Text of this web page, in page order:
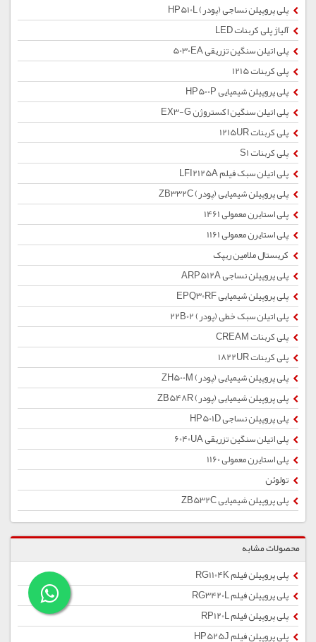
پلی پروپیلن نساجی (پودر) HP510L
آلیاژ پلی کربنات LED
پلی اتیلن سنگین تزریقی 5030EA
پلی کربنات 1215
پلی پروپیلن شیمیایی HP500P
پلی اتیلن سنگین اکستروژن EX3-G
پلی کربنات 1215UR
پلی کربنات S1
پلی اتیلن سبک فیلم LFI2125A
پلی پروپیلن شیمیایی (پودر) ZB332C
پلی استایرن معمولی 1461
پلی استایرن معمولی 1161
کریستال ملامین ریپک
پلی پروپیلن نساجی ARP512A
پلی پروپیلن شیمیایی EPQ30RF
پلی اتیلن سبک خطی (پودر) 22B02
پلی کربنات CREAM
پلی کربنات 1822UR
پلی پروپیلن شیمیایی (پودر) ZH500M
پلی پروپیلن شیمیایی (پودر) ZB548R
پلی پروپیلن نساجی HP501D
پلی اتیلن سنگین تزریقی 6040UA
پلی استایرن معمولی 1160
تولوئن
پلی پروپیلن شیمیایی ZB532C
محصولات مشابه
پلی پروپیلن فیلم RG1104K
پلی پروپیلن فیلم RG3420L
پلی پروپیلن فیلم RP120L
پلی پروپیلن فیلم HP525J